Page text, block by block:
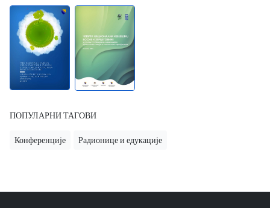
ПОПУЛАРНИ ТАГОВИ
Конференције Радионице и едукације